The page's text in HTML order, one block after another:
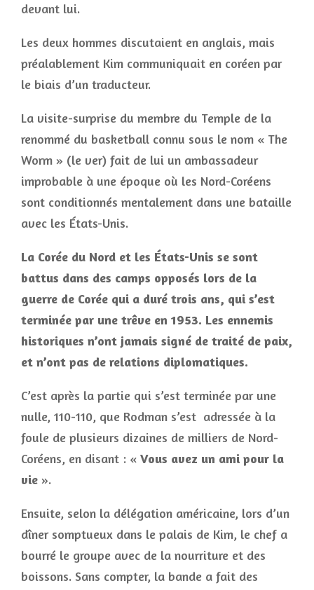
devant lui.
Les deux hommes discutaient en anglais, mais
préalablement Kim communiquait en coréen par
le biais d’un traducteur.
La visite-surprise du membre du Temple de la
renommé du basketball connu sous le nom « The
Worm » (le ver) fait de lui un ambassadeur
improbable à une époque où les Nord-Coréens
sont conditionnés mentalement dans une bataille
avec les États-Unis.
La Corée du Nord et les États-Unis se sont
battus dans des camps opposés lors de la
guerre de Corée qui a duré trois ans, qui s’est
terminée par une trêve en 1953. Les ennemis
historiques n’ont jamais signé de traité de paix,
et n’ont pas de relations diplomatiques.
C’est après la partie qui s’est terminée par une
nulle, 110-110, que Rodman s’est adressée à la
foule de plusieurs dizaines de milliers de Nord-
Coréens, en disant : « Vous avez un ami pour la
vie ».
Ensuite, selon la délégation américaine, lors d’un
dîner somptueux dans le palais de Kim, le chef a
bourré le groupe avec de la nourriture et des
boissons. Sans compter, la bande a fait des